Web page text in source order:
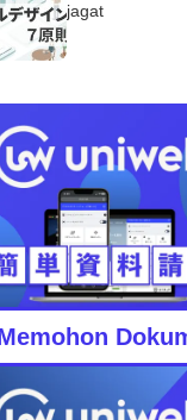
jagat